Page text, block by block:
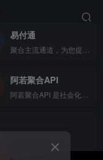
易付通
阿若聚合API